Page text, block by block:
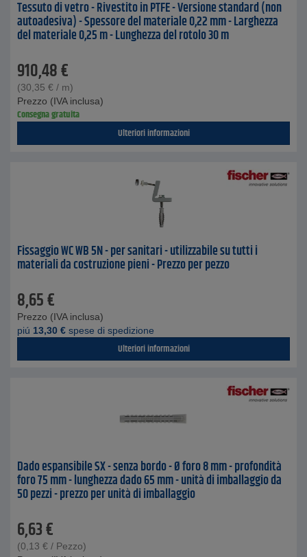
Tessuto di vetro - Rivestito in PTFE - Versione standard (non
autoadesiva) - Spessore del materiale 0,22 mm - Larghezza
del materiale 0,25 m - Lunghezza del rotolo 30 m
910,48€
(30,35 € / m)
Prezzo (IVA inclusa)
Consegna gratuita
Ulteriori informazioni
Fissaggio WC WB 5N - per sanitari - utilizzabile su tutti i
materiali da costruzione pieni - Prezzo per pezzo
8,65€
Prezzo (IVA inclusa)
piú 13,30 € spese di spedizione
Ulteriori informazioni
Dado espansibile SX - senza bordo - Ø foro 8 mm - profondità
foro 75 mm - lunghezza dado 65 mm - unità di imballaggio da
50 pezzi - prezzo per unità di imballaggio
6,63€
(0,13 € / Pezzo)